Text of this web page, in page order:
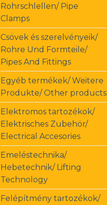
Rohrschlellen/ Pipe
Clamps
Csövek és szerelvényeik/
Rohre Und Formteile/
Pipes And Fittings
Egyéb termékek/ Weitere
Produkte/ Other products
Elektromos tartozékok/
Elektrisches Zubehör/
Electrical Accesories
Emeléstechnika/
Hebetechnik/ Lifting
Technology
Felépítmény tartozékok/